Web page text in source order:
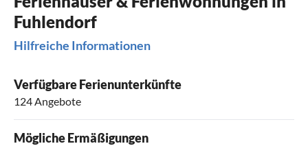
Fuhlendorf
Hilfreiche Informationen
Verfügbare Ferienunterkünfte
124 Angebote
Mögliche Ermäßigungen